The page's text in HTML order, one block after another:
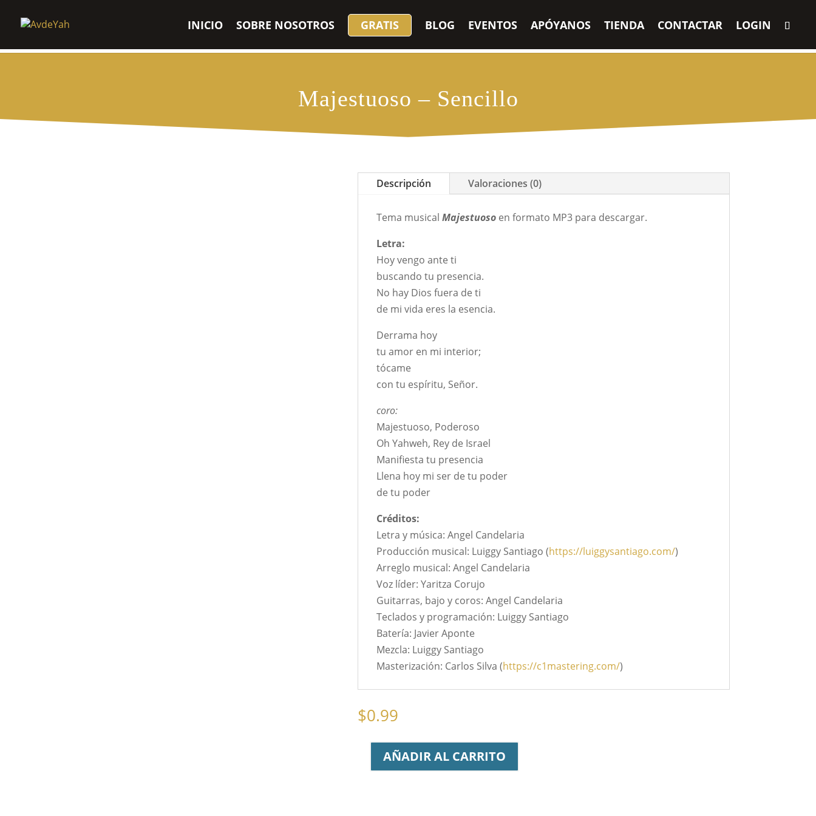
INICIO SOBRE NOSOTROS GRATIS BLOG EVENTOS APÓYANOS TIENDA CONTACTAR LOGIN
Majestuoso – Sencillo
Descripción Valoraciones (0)
Tema musicalMajestuoso en formato MP3 para descargar.
Letra:
Hoy vengo ante ti
buscando tu presencia.
No hay Dios fuera de ti
de mi vida eres la esencia.
Derrama hoy
tu amor en mi interior;
tócame
con tu espíritu, Señor.
coro:
Majestuoso, Poderoso
Oh Yahweh, Rey de Israel
Manifiesta tu presencia
Llena hoy mi ser de tu poder
de tu poder
Créditos:
Letra y música: Angel Candelaria
Producción musical: Luiggy Santiago (https://luiggysantiago.com/)
Arreglo musical: Angel Candelaria
Voz líder: Yaritza Corujo
Guitarras, bajo y coros: Angel Candelaria
Teclados y programación: Luiggy Santiago
Batería: Javier Aponte
Mezcla: Luiggy Santiago
Masterización: Carlos Silva (https://c1mastering.com/)
$0.99
Majestuoso
AÑADIR AL CARRITO